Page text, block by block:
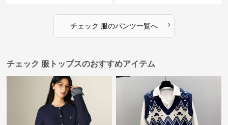
チェック 服のパンツ一覧へ ›
チェック 服トップスのおすすめアイテム